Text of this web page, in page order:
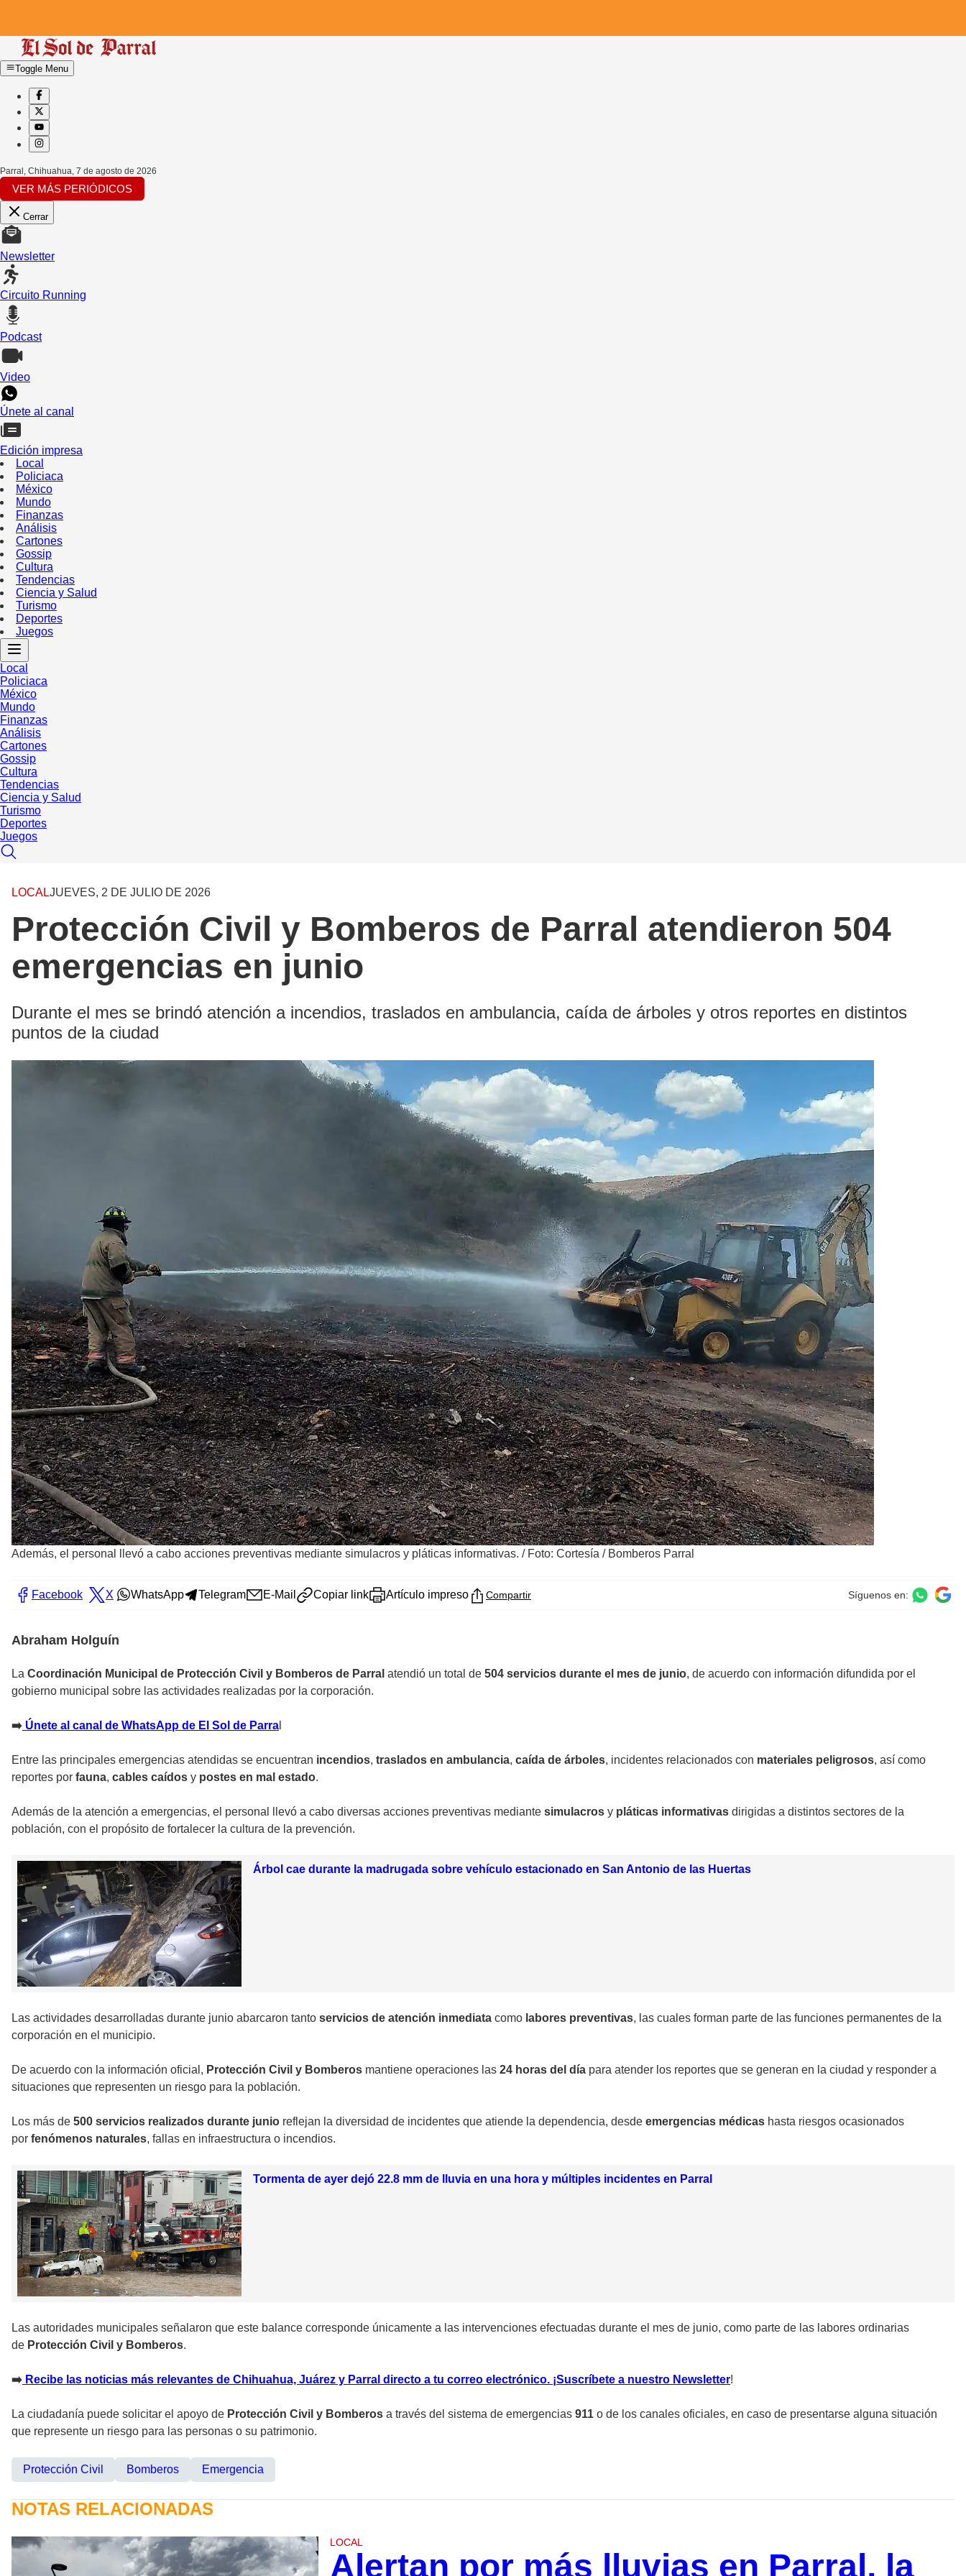
Toggle Menu
Parral, Chihuahua 7 de agosto de 2026
VER MÁS PERIÓDICOS
Cerrar
Newsletter
Circuito Running
Podcast
Video
Únete al canal
Edición impresa
Local
Policiaca
México
Mundo
Finanzas
Análisis
Cartones
Gossip
Cultura
Tendencias
Ciencia y Salud
Turismo
Deportes
Juegos
Local
Policiaca
México
Mundo
Finanzas
Análisis
Cartones
Gossip
Cultura
Tendencias
Ciencia y Salud
Turismo
Deportes
Juegos
LOCALJUEVES, 2 DE JULIO DE 2026
Protección Civil y Bomberos de Parral atendieron 504
emergencias en junio
Durante el mes se brindó atención a incendios, traslados en ambulancia, caída de árboles y otros reportes en distintos
puntos de la ciudad
Además, el personal llevó a cabo acciones preventivas mediante simulacros y pláticas informativas. / Foto: Cortesía / Bomberos Parral
Facebook X WhatsApp Telegram E-Mail Copiar link Artículo impreso Compartir Síguenos en:
Abraham Holguín
La Coordinación Municipal de Protección Civil y Bomberos de Parral atendió un total de 504 servicios durante el mes de junio, de acuerdo con información difundida por el
gobierno municipal sobre las actividades realizadas por la corporación.
➡️ Únete al canal de WhatsApp de El Sol de Parra
Entre las principales emergencias atendidas se encuentran incendios, traslados en ambulancia, caída de árboles, incidentes relacionados con materiales peligrosos, así como
reportes por fauna, cables caídos y postes en mal estado.
Además de la atención a emergencias, el personal llevó a cabo diversas acciones preventivas mediante simulacros y pláticas informativas dirigidas a distintos sectores de la
población, con el propósito de fortalecer la cultura de la prevención.
Árbol cae durante la madrugada sobre vehículo estacionado en San Antonio de las Huertas
Las actividades desarrolladas durante junio abarcaron tanto servicios de atención inmediata como labores preventivas, las cuales forman parte de las funciones permanentes de la
corporación en el municipio.
De acuerdo con la información oficial, Protección Civil y Bomberos mantiene operaciones las 24 horas del día para atender los reportes que se generan en la ciudad y responder a
situaciones que representen un riesgo para la población.
Los más de 500 servicios realizados durante junio reflejan la diversidad de incidentes que atiende la dependencia, desde emergencias médicas hasta riesgos ocasionados
por fenómenos naturales, fallas en infraestructura o incendios.
Tormenta de ayer dejó 22.8 mm de lluvia en una hora y múltiples incidentes en Parral
Las autoridades municipales señalaron que este balance corresponde únicamente a las intervenciones efectuadas durante el mes de junio, como parte de las labores ordinarias
de Protección Civil y Bomberos.
➡️ Recibe las noticias más relevantes de Chihuahua, Juárez y Parral directo a tu correo electrónico. ¡Suscríbete a nuestro Newsletter!
La ciudadanía puede solicitar el apoyo de Protección Civil y Bomberos a través del sistema de emergencias 911 o de los canales oficiales, en caso de presentarse alguna situación
que represente un riesgo para las personas o su patrimonio.
Protección Civil Bomberos Emergencia
NOTAS RELACIONADAS
LOCAL
Alertan por más lluvias en Parral, la